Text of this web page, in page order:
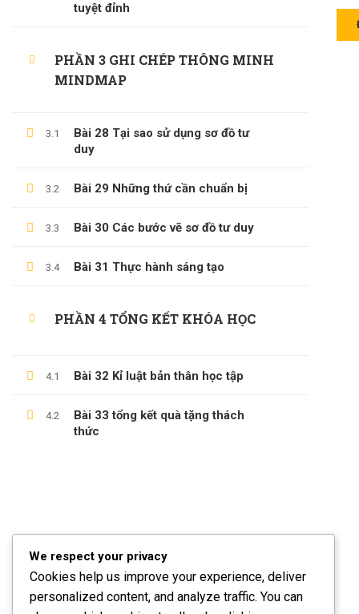
tuyệt đỉnh
PHẦN 3 GHI CHÉP THÔNG MINH
MINDMAP
3.1
Bài 28 Tại sao sử dụng sơ đồ tư
duy
3.2 Bài 29 Những thứ cần chuẩn bị
3.3 Bài 30 Các bước vẽ sơ đồ tư duy
3.4 Bài 31 Thực hành sáng tạo
PHẦN 4 TỔNG KẾT KHÓA HỌC
4.1 Bài 32 Kỉ luật bản thân học tập
4.2
Bài 33 tổng kết quà tặng thách
thức
Giới Thiệu Về Website Học Online
Câu Hỏi Thường Gặp
Đăng Ký Affiliate
BlogWe respect your privacy
Cookies help us improve your experience, deliver
personalized content, and analyze traffic. You can